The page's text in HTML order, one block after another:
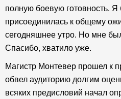
полную боевую готовность.
присоединилась к общему
сегодняшнее утро. Но мне
Спасибо, хватило уже.
Магистр Монтевер прошел к
обвел аудиторию долгим
всяких предисловий начал